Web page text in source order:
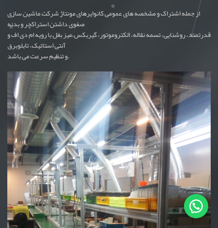
از جمله اشتراک و مشخصه های عمومی کانوایرهای مونتاژ شرکت ماشین سازی
صفوی داشتن استراکچر و بدنه
قدرتمند، روشنایی، تسمه نقاله، الکتروموتور، گیربکس،میز بغل با رویه ام دی اف و
آنتی استاتیک، تابلوبرق
و تنظیم سرعت می باشد.